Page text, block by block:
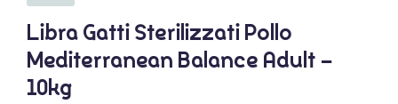
Libra Gatti Sterilizzati Pollo
Mediterranean Balance Adult –
10kg